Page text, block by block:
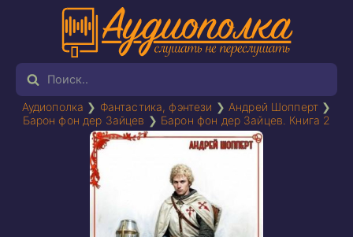
Аудиополка ❯ Фантастика, фэнтези ❯ Андрей Шопперт ❯
Барон фон дер Зайцев ❯ Барон фон дер Зайцев. Книга 2